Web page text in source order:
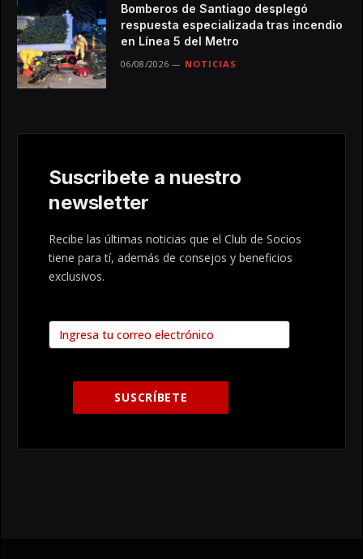
Bomberos de Santiago desplegó
respuesta especializada tras incendio
en Línea 5 del Metro
06/08/2026 NOTICIAS
Suscribete a nuestro
newsletter
Recibe las últimas noticias que el Club de Socios
tiene para tí, además de consejos y beneficios
exclusivos.